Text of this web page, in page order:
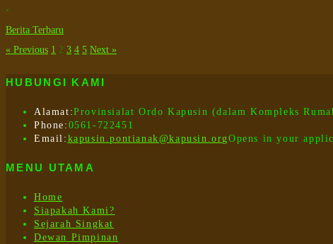
•
Berita Terbaru
« Previous 1 2 3 4 5 Next »
HUBUNGI KAMI
Alamat:Provinsialat Ordo Kapusin (dalam Kompleks
Phone: 0561-722451
Email: kapusin.pontianak@kapusin.orgOpens in your
MENU UTAMA
Home
Siapakah Kami?
Sejarah Singkat
Dewan Pimpinan